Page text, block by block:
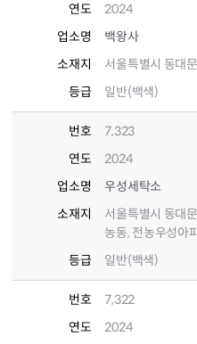
연도
2024
업소명
백왕사
소재지
서울특별시 동대
등급
일반(백색)
번호
7,323
연도
2024
업소명
우성세탁소
소재지
서울특별시 동대
농동, 전농우성아
등급
일반(백색)
번호
7,322
연도
2024